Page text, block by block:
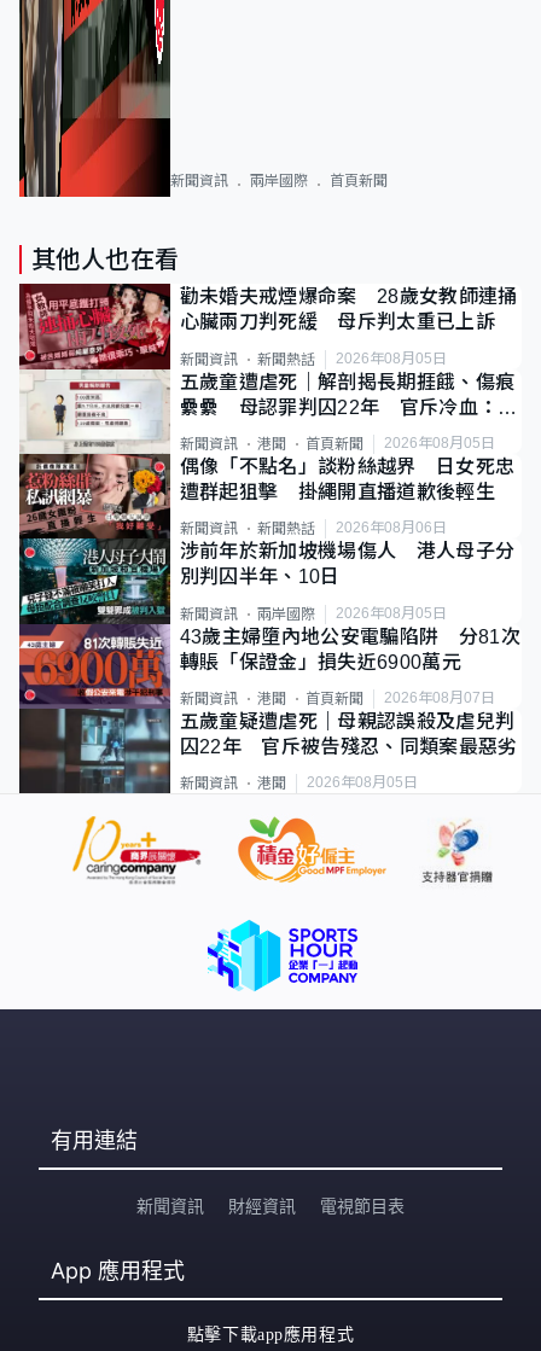
新聞資訊 兩岸國際 首頁新聞
其他人也在看
勸未婚夫戒煙爆命案 28歲女教師連捅
心臟兩刀判死緩 母斥判太重已上訴
新聞資訊 新聞熱話 2026年08月05日
五歲童遭虐死｜解剖揭長期捱餓、傷痕
纍纍 母認罪判囚22年 官斥冷血：同
類案最惡劣
新聞資訊 港聞 首頁新聞 2026年08月05日
偶像「不點名」談粉絲越界 日女死忠
遭群起狙擊 掛繩開直播道歉後輕生
新聞資訊 新聞熱話 2026年08月06日
涉前年於新加坡機場傷人 港人母子分
別判囚半年、10日
新聞資訊 兩岸國際 2026年08月05日
43歲主婦墮內地公安電騙陷阱 分81次
轉賬「保證金」損失近6900萬元
新聞資訊 港聞 首頁新聞 2026年08月07日
五歲童疑遭虐死｜母親認誤殺及虐兒判
囚22年 官斥被告殘忍、同類案最惡劣
新聞資訊 港聞 2026年08月05日
有用連結
新聞資訊 財經資訊 電視節目表
App 應用程式
點擊下載app應用程式